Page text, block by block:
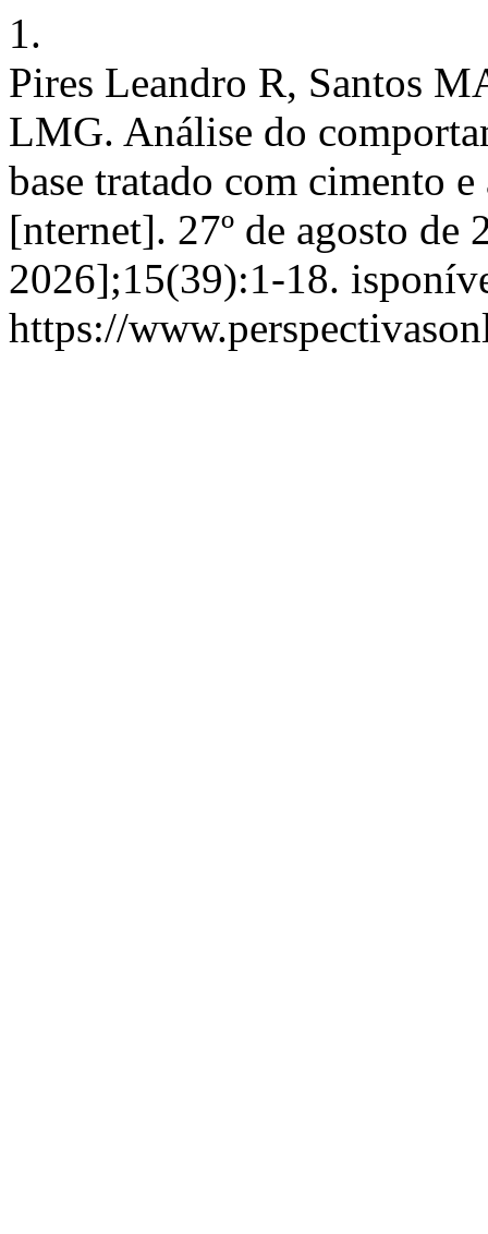
1.
Pires Leandro R, Santos
LMG. Análise do
base tratado com cimento
[nternet]. 27º de agosto de
2026];15(39):1-18.
https://